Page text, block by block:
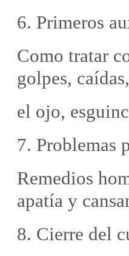
6. Primeros
Como tratar
golpes,
el ojo,
7. Problemas
Remedios
apatía y
8. Cierre del